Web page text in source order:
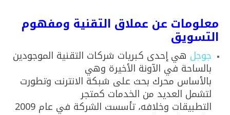
معلومات عن عملاق التقنية ومفهوم
التسويق
جوجل هي إحدى كبريات شركات التقنية الموجودين
بالساحة في الآونة الأخيرة وهي
بالأساس محرك بحث على شبكة الانترنت وتطورت
لتشمل العديد من الخدمات كمتجر
التطبيقات وخلافه، تأسست الشركة في عام 2009